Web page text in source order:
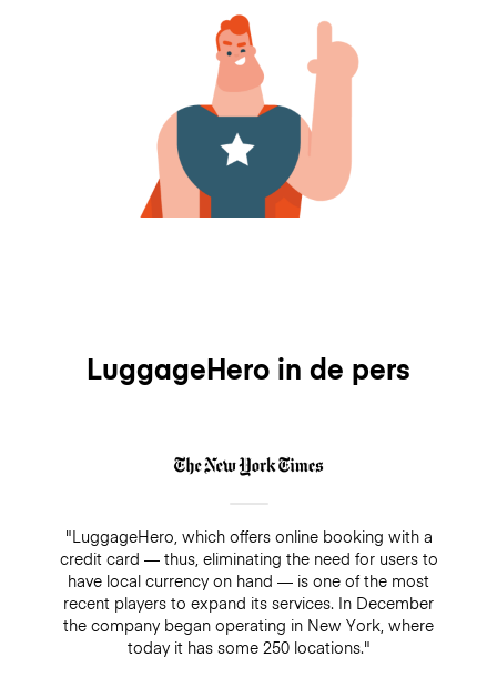
LuggageHero in de pers
"LuggageHero, which offers online booking with a
credit card — thus, eliminating the need for users to
have local currency on hand — is one of the most
recent players to expand its services. In December
the company began operating in New York, where
today it has some 250 locations."